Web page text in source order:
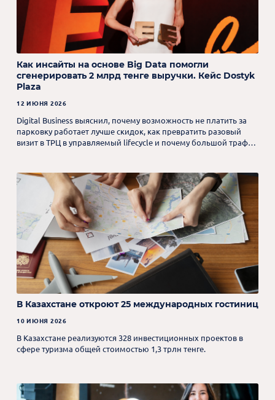
Как инсайты на основе Big Data помогли
сгенерировать 2 млрд тенге выручки. Кейс Dostyk
Plaza
12 ИЮНЯ 2026
Digital Business выяснил, почему возможность не платить за
парковку работает лучше скидок, как превратить разовый
визит в ТРЦ в управляемый lifecycle и почему большой трафик
В Казахстане откроют 25 международных гостиниц
10 ИЮНЯ 2026
В Казахстане реализуются 328 инвестиционных проектов в
сфере туризма общей стоимостью 1,3 трлн тенге.